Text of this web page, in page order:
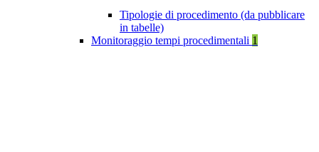
Tipologie di procedimento (da pubblicare
in tabelle)
Monitoraggio tempi procedimentali 1